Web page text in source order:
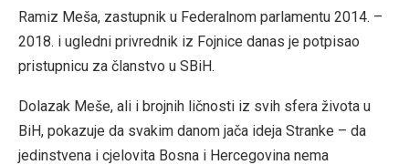
Ramiz Meša, zastupnik u Federalnom parlamentu 2014. –
2018. i ugledni privrednik iz Fojnice danas je potpisao
pristupnicu za članstvo u SBiH.
Dolazak Meše, ali i brojnih ličnosti iz svih sfera života u
BiH, pokazuje da svakim danom jača ideja Stranke – da
jedinstvena i cjelovita Bosna i Hercegovina nema